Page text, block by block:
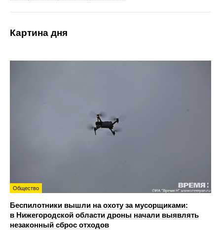
Картина дня
Общество
Беспилотники вышли на охоту за мусорщиками:
в Нижегородской области дроны начали выявлять
незаконный сброс отходов